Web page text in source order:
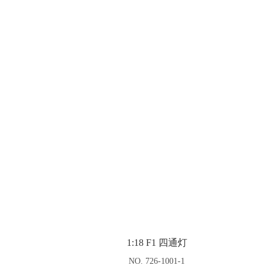
1:18 F1 四通灯
NO. 726-1001-1